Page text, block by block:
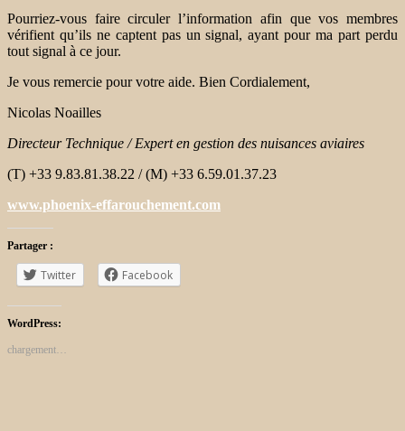
Pourriez-vous faire circuler l’information afin que vos membres
vérifient qu’ils ne captent pas un signal, ayant pour ma part perdu
tout signal à ce jour.
Je vous remercie pour votre aide. Bien Cordialement,
Nicolas Noailles
Directeur Technique / Expert en gestion des nuisances aviaires
(T) +33 9.83.81.38.22 / (M) +33 6.59.01.37.23
www.phoenix-effarouchement.com
Partager :
Twitter Facebook
WordPress:
chargement…